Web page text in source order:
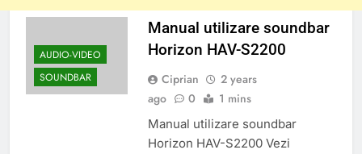
AUDIO-VIDEO
SOUNDBAR
Manual utilizare soundbar
Horizon HAV-S2200
Ciprian
2 years
ago
0 1 mins
Manual utilizare soundbar
Horizon HAV-S2200 Vezi